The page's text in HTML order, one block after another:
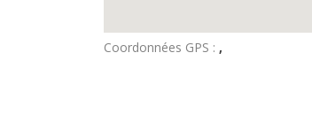
Coordonnées GPS : ,